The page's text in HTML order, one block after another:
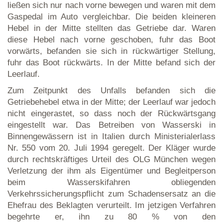
ließen sich nur nach vorne bewegen und waren mit dem
Gaspedal im Auto vergleichbar. Die beiden kleineren
Hebel in der Mitte stellten das Getriebe dar. Waren
diese Hebel nach vorne geschoben, fuhr das Boot
vorwärts, befanden sie sich in rückwärtiger Stellung,
fuhr das Boot rückwärts. In der Mitte befand sich der
Leerlauf.
Zum Zeitpunkt des Unfalls befanden sich die
Getriebehebel etwa in der Mitte; der Leerlauf war jedoch
nicht eingerastet, so dass noch der Rückwärtsgang
eingestellt war. Das Betreiben von Wasserski in
Binnengewässern ist in Italien durch Ministerialerlass
Nr. 550 vom 20. Juli 1994 geregelt. Der Kläger wurde
durch rechtskräftiges Urteil des OLG München wegen
Verletzung der ihm als Eigentümer und Begleitperson
beim Wasserskifahren obliegenden
Verkehrssicherungspflicht zum Schadensersatz an die
Ehefrau des Beklagten verurteilt. Im jetzigen Verfahren
begehrte er, ihn zu 80 % von den